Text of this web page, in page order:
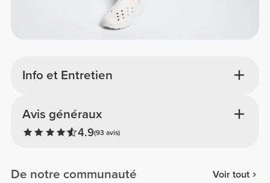
Info et Entretien
Avis généraux
4.9(93 avis)
De notre communauté Voir tout